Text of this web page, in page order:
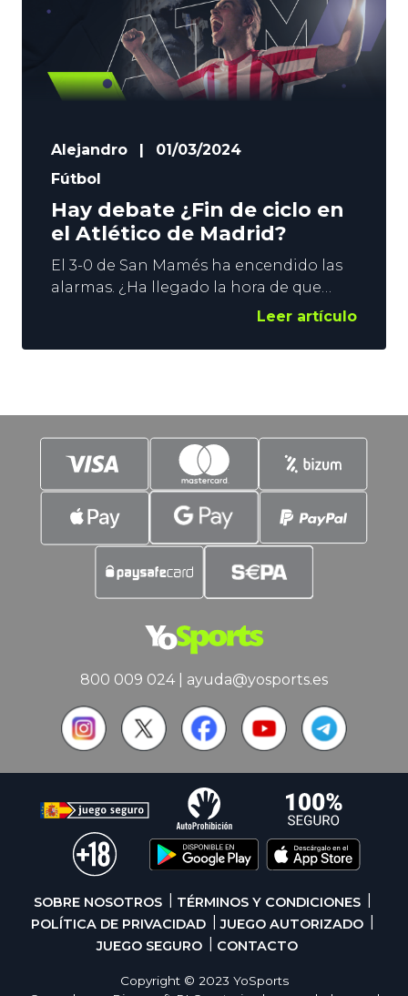
Alejandro |
01/03/2024
Fútbol
Hay debate ¿Fin de ciclo en
el Atlético de Madrid?
El 3-0 de San Mamés ha encendido las
alarmas. ¿Ha llegado la hora de que
Diego Pablo Simeone dé un paso al
la Copa del Rey, descolgado en la lucha
ante el Inter. De hecho,
Leer artículo
800 009 024| ayuda@yosports.es
SOBRE NOSOTROS
TÉRMINOS Y CONDICIONES
POLÍTICA DE PRIVACIDAD
JUEGO AUTORIZADO
JUEGO SEGURO
CONTACTO
Copyright © 2023 YoSports